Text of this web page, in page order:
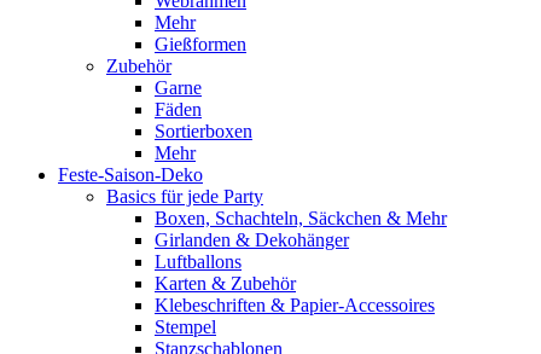
Mehr
Gießformen
Zubehör
Garne
Fäden
Sortierboxen
Mehr
Feste-Saison-Deko
Basics für jede Party
Boxen, Schachteln, Säckchen & Mehr
Girlanden & Dekohänger
Luftballons
Karten & Zubehör
Klebeschriften & Papier-Accessoires
Stempel
Stanzschablonen